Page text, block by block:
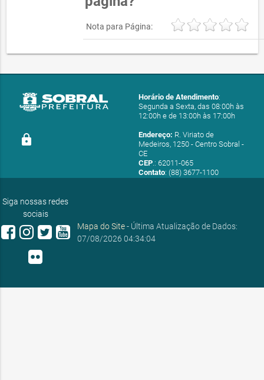
Nota para Página:
lock
Horário de Atendimento:
Segunda a Sexta, das 08:00h às
12:00h e de 13:00h às 17:00h
Endereço: R. Viriato de
Medeiros, 1250 - Centro Sobral -
CE
CEP.: 62011-065
Contato: (88) 3677-1100
Siga nossas redes
sociais
Mapa do Site- Última Atualização de Dados:
07/08/2026 04:34:04